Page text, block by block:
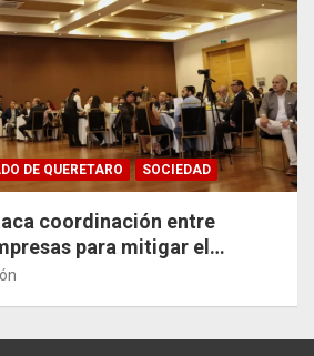
DE QUERETARO SOCIEDAD
coordinación entre
para mitigar el